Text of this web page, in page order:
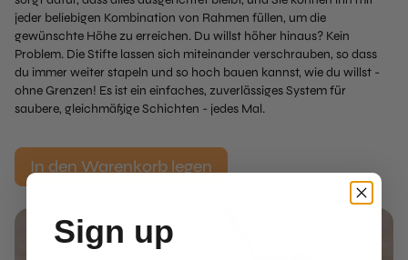
jeder beliebigen Kombination von Rahmen füllen, um die
gewünschte Höhe zu erreichen. Du willst höher hinaus? Kein
Problem. Die Stifte lassen sich miteinander verschrauben, so dass
du immer weiter stapeln und so hoch bauen kannst, wie du willst -
ohne Grenzen! Es ist ein einfaches, zuverlässiges System für
saubere, gleichmäßige Schichten - jedes Mal.
In den Warenkorb legen
Sign up